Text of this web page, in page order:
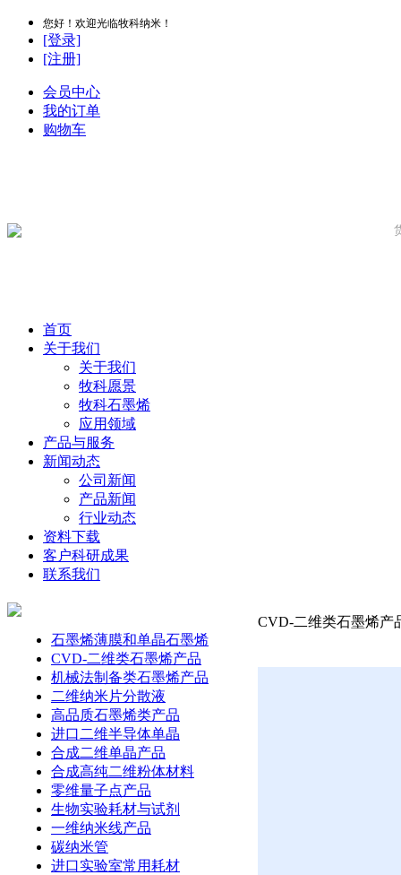
您好！欢迎光临牧科纳米！
[登录]
[注册]
会员中心
我的订单
购物车
首页
关于我们
关于我们
牧科愿景
牧科石墨烯
应用领域
产品与服务
新闻动态
公司新闻
产品新闻
行业动态
资料下载
客户科研成果
联系我们
石墨烯薄膜和单晶石墨烯
CVD-二维类石墨烯产品
机械法制备类石墨烯产品
二维纳米片分散液
高品质石墨烯类产品
进口二维半导体单晶
合成二维单晶产品
合成高纯二维粉体材料
零维量子点产品
生物实验耗材与试剂
一维纳米线产品
碳纳米管
进口实验室常用耗材
CVD-二维类石墨烯产